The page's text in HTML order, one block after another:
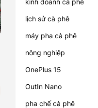
kinh doanh cà phê
lịch sử cà phê
máy pha cà phê
nông nghiệp
OnePlus 15
OutIn Nano
pha chế cà phê